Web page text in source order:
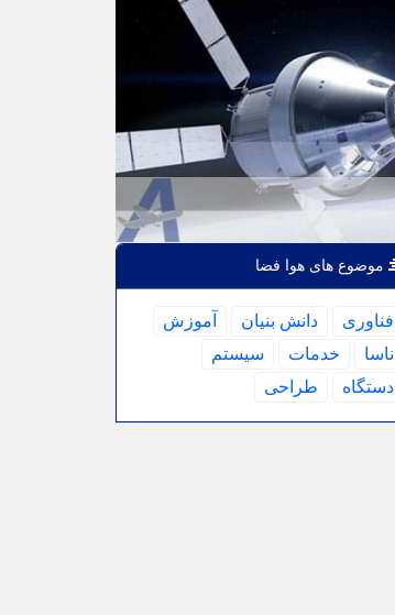
موضوع های هوا فضا
فناوری دانش بنیان
آموزش
ناسا
خدمات
سیستم
دستگاه
طراحی